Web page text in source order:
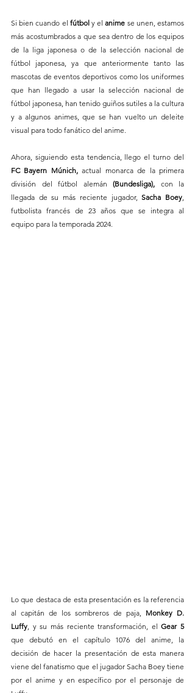
Si bien cuando el fútbol y el anime se unen, estamos
más acostumbrados a que sea dentro de los equipos
de la liga japonesa o de la selección nacional de
fútbol japonesa, ya que anteriormente tanto las
mascotas de eventos deportivos como los uniformes
que han llegado a usar la selección nacional de
fútbol japonesa, han tenido guiños sutiles a la cultura
y a algunos animes, que se han vuelto un deleite
visual para todo fanático del anime.
FC Bayern Múnich, actual monarca de la primera
división del fútbol alemán (Bundesliga), con la
llegada de su más reciente jugador, Sacha Boey,
futbolista francés de 23 años que se integra al
equipo para la temporada 2024.
Lo que destaca de esta presentación es la referencia
al capitán de los sombreros de paja, Monkey D.
Luffy, y su más reciente transformación, el
Gear 5
que debutó en el capítulo 1076 del anime, la
decisión de hacer la presentación de esta manera
viene del fanatismo que el jugador Sacha Boey tiene
por el anime y en específico por el personaje de